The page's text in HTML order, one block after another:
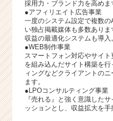
採用力・ブランド力を高めま
●アフィリエイト広告事業
一度のシステム設定で複数
い独占掲載媒体も多数あり
収益の最適化システムも導入
●WEB制作事業
スマートフォン対応やサイ
を組み込んだサイト構築を
ィングなどクライアントの
ます。
●LPOコンサルティング事業
『売れる』と強く意識した
ッションとし、収益拡大を手